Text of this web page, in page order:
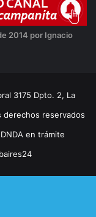
2014 por Ignacio
3175 Dpto. 2, La
derechos reservados
en trámite